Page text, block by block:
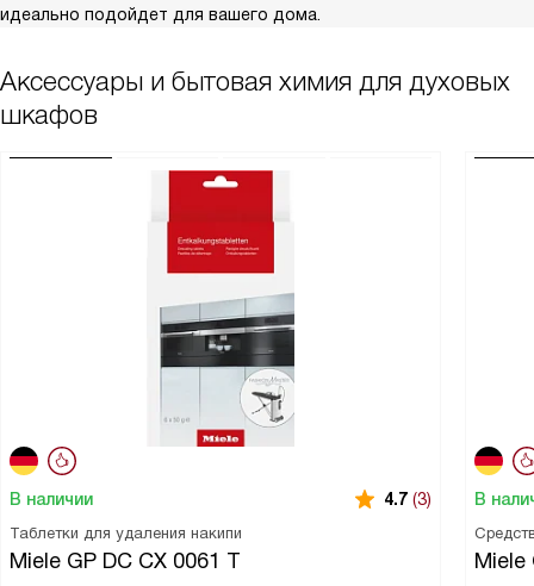
идеально подойдет для вашего дома.
Аксессуары и бытовая химия для духовых
шкафов
В наличии 4.7 (3)
Таблетки для удаления накипи
Miele GP DC CX 0061 T
В
Miele